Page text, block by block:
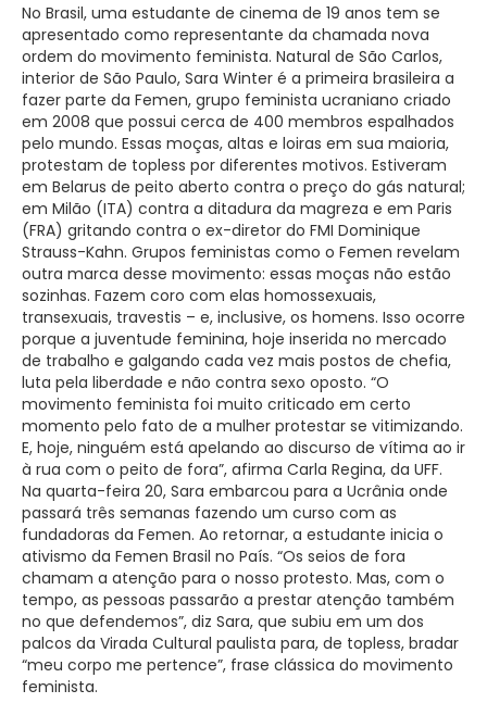
No Brasil, uma estudante de cinema de 19 anos tem se
apresentado como representante da chamada nova
ordem do movimento feminista. Natural de São Carlos,
interior de São Paulo, Sara Winter é a primeira brasileira a
fazer parte da Femen, grupo feminista ucraniano criado
em 2008 que possui cerca de 400 membros espalhados
pelo mundo. Essas moças, altas e loiras em sua maioria,
protestam de topless por diferentes motivos. Estiveram
em Belarus de peito aberto contra o preço do gás natural;
em Milão (ITA) contra a ditadura da magreza e em Paris
(FRA) gritando contra o ex-diretor do FMI Dominique
Strauss-Kahn. Grupos feministas como o Femen revelam
outra marca desse movimento: essas moças não estão
sozinhas. Fazem coro com elas homossexuais,
transexuais, travestis – e, inclusive, os homens. Isso ocorre
porque a juventude feminina, hoje inserida no mercado
de trabalho e galgando cada vez mais postos de chefia,
luta pela liberdade e não contra sexo oposto. “O
movimento feminista foi muito criticado em certo
momento pelo fato de a mulher protestar se vitimizando.
E, hoje, ninguém está apelando ao discurso de vítima ao ir
à rua com o peito de fora”, afirma Carla Regina, da UFF.
Na quarta-feira 20, Sara embarcou para a Ucrânia onde
passará três semanas fazendo um curso com as
fundadoras da Femen. Ao retornar, a estudante inicia o
ativismo da Femen Brasil no País. “Os seios de fora
chamam a atenção para o nosso protesto. Mas, com o
tempo, as pessoas passarão a prestar atenção também
no que defendemos”, diz Sara, que subiu em um dos
palcos da Virada Cultural paulista para, de topless, bradar
“meu corpo me pertence”, frase clássica do movimento
feminista.